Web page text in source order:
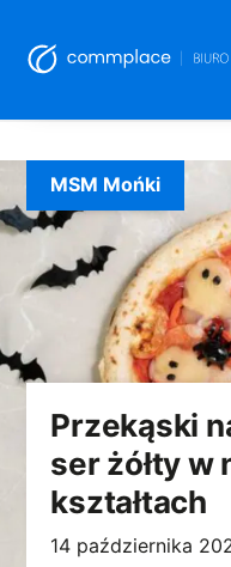
to
content
Przekąski
ser żółty w
kształtach
14 października
MSM Mońki